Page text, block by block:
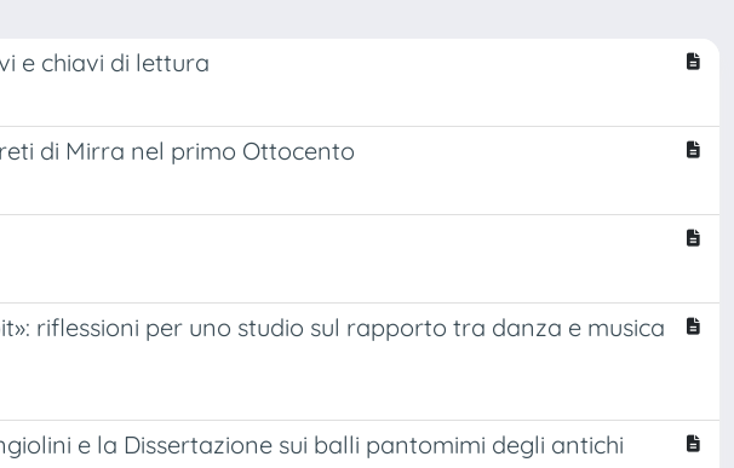
e chiavi di lettura
di Mirra nel primo Ottocento
riflessioni per uno studio sul rapporto tra danza e musica
e la Dissertazione sui balli pantomimi degli antichi